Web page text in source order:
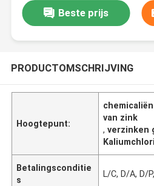
Beste prijs
PRODUCTOMSCHRIJVING
Hoogtepunt:
van zink
,verzinken
Betalingsconditie
s
L/C, D/A, D/